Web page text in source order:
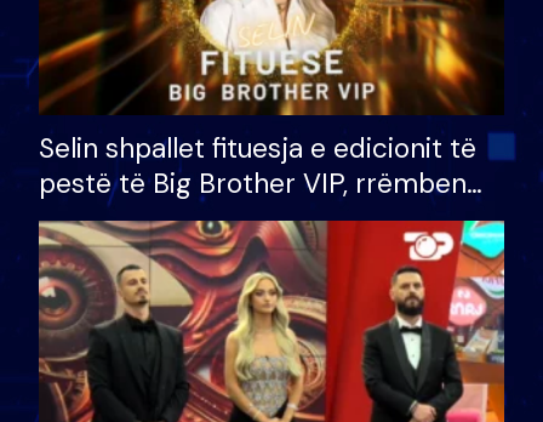
Selin shpallet fituesja e edicionit të
pestë të Big Brother VIP, rrëmben
çmimin e madh prej 100 mijë eurosh